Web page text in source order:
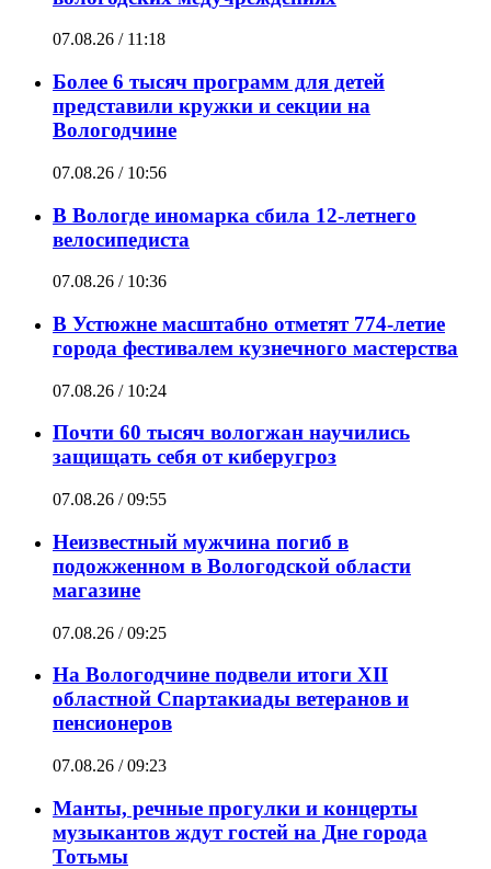
07.08.26 / 11:18
Более 6 тысяч программ для детей
представили кружки и секции на
Вологодчине
07.08.26 / 10:56
В Вологде иномарка сбила 12-летнего
велосипедиста
07.08.26 / 10:36
В Устюжне масштабно отметят 774-летие
города фестивалем кузнечного мастерства
07.08.26 / 10:24
Почти 60 тысяч вологжан научились
защищать себя от киберугроз
07.08.26 / 09:55
Неизвестный мужчина погиб в
подожженном в Вологодской области
магазине
07.08.26 / 09:25
На Вологодчине подвели итоги XII
областной Спартакиады ветеранов и
пенсионеров
07.08.26 / 09:23
Манты, речные прогулки и концерты
музыкантов ждут гостей на Дне города
Тотьмы